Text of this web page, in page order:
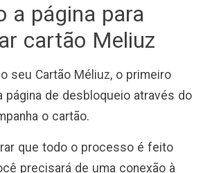
a página para
cartão Meliuz
seu Cartão Méliuz, o primeiro
página de desbloqueio através do
o cartão.
que todo o processo é feito
precisará de uma conexão à